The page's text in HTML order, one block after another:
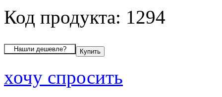
Код продукта: 1294
хочу спросить